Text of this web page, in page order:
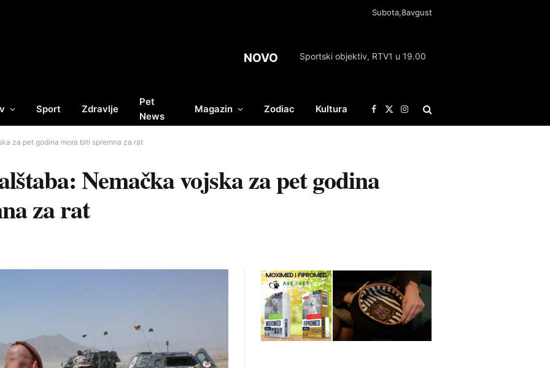
Subota,8avgust
NOVO Sportski objektiv, RTV1 u 19.00
Sport Zdravlje
Pet
News
Magazin Zodiac Kultura Facebook
X
(Twitter)
Instagram
za pet godina mora biti spremna za rat
Nemačka vojska za pet godina
za rat